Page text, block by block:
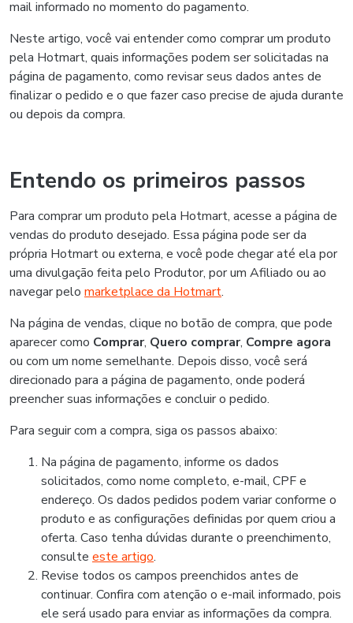
mail informado no momento do pagamento.
Neste artigo, você vai entender como comprar um produto
pela Hotmart, quais informações podem ser solicitadas na
página de pagamento, como revisar seus dados antes de
finalizar o pedido e o que fazer caso precise de ajuda durante
ou depois da compra.
Entendo os primeiros passos
Para comprar um produto pela Hotmart, acesse a página de
vendas do produto desejado. Essa página pode ser da
própria Hotmart ou externa, e você pode chegar até ela por
uma divulgação feita pelo Produtor, por um Afiliado ou ao
navegar pelo marketplace da Hotmart.
Na página de vendas, clique no botão de compra, que pode
aparecer como Comprar, Quero comprar, Compre agora
ou com um nome semelhante. Depois disso, você será
direcionado para a página de pagamento, onde poderá
preencher suas informações e concluir o pedido.
Para seguir com a compra, siga os passos abaixo:
Na página de pagamento, informe os dados
solicitados, como nome completo, e-mail, CPF e
endereço. Os dados pedidos podem variar conforme o
produto e as configurações definidas por quem criou a
oferta. Caso tenha dúvidas durante o preenchimento,
consulte este artigo.
Revise todos os campos preenchidos antes de
continuar. Confira com atenção o e-mail informado, pois
ele será usado para enviar as informações da compra.